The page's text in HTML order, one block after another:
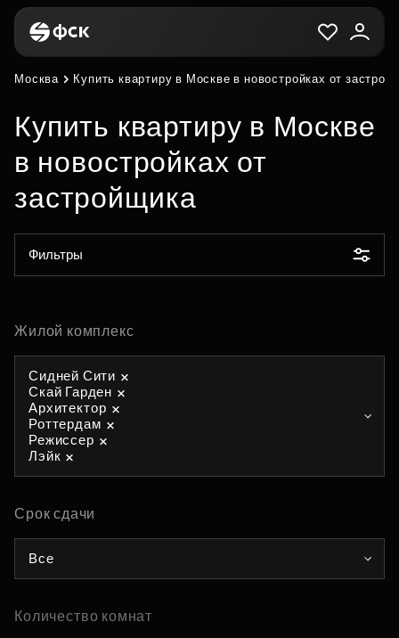
Москва Купить квартиру в Москве в новостройках от
Купить квартиру в Москве
в новостройках от
застройщика
Фильтры
Жилой комплекс
Сидней Сити
Скай Гарден
Архитектор
Роттердам
Режиссер
Лэйк
Срок сдачи
Все
Количество комнат